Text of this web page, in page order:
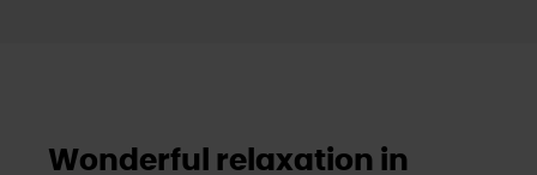
Wonderful relaxation in